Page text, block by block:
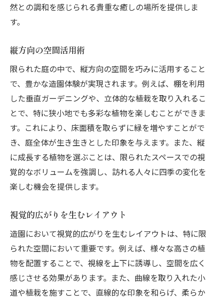
然との調和を感じられる貴重な癒しの場所を提供しま
す。
縦方向の空間活用術
限られた庭の中で、縦方向の空間を巧みに活用すること
で、豊かな造園体験が実現されます。例えば、棚を利用
した垂直ガーデニングや、立体的な植栽を取り入れるこ
とで、特に狭小地でも多彩な植物を楽しむことができま
す。これにより、床面積を取らずに緑を増やすことがで
き、庭全体が生き生きとした印象を与えます。また、縦
に成長する植物を選ぶことは、限られたスペースでの視
覚的なボリュームを強調し、訪れる人々に四季の変化を
楽しむ機会を提供します。
視覚的広がりを生むレイアウト
造園において視覚的広がりを生むレイアウトは、特に限
られた空間において重要です。例えば、様々な高さの植
物を配置することで、視線を上下に誘導し、空間を広く
感じさせる効果があります。また、曲線を取り入れた小
道や植栽を施すことで、直線的な印象を和らげ、柔らか